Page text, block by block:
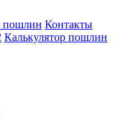
пошлин Контакты
Калькулятор пошлин